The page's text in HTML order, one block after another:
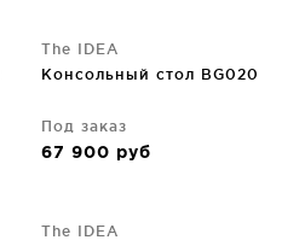
The IDEA
Консольный стол BG020
Под заказ
67 900 руб
The IDEA